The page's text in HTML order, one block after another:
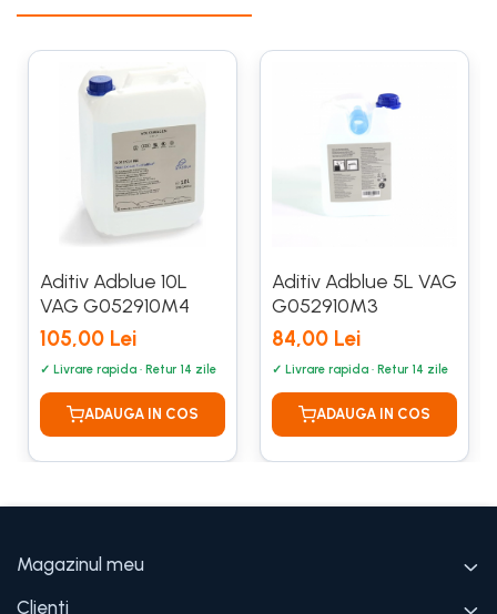
Aditiv Adblue 10L
VAG G052910M4
105,00 Lei
Aditiv Adblue 5L VAG
G052910M3
84,00 Lei
Magazinul meu
Clienti